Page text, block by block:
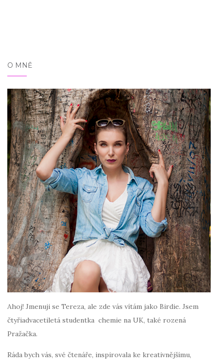
O MNĚ
Ahoj! Jmenuji se Tereza, ale zde vás vítám jako Birdie. Jsem
čtyřiadvacetiletá studentka chemie na UK, také rozená
Pražačka.
Ráda bych vás, své čtenáře, inspirovala ke kreativnějšímu,